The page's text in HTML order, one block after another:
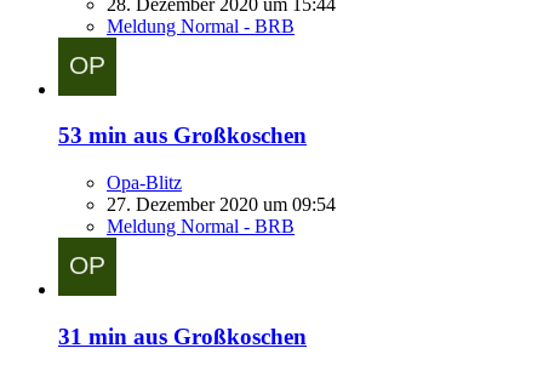
Meldung Normal - BRB
53 min aus Großkoschen
Opa-Blitz
27. Dezember 2020 um 09:54
Meldung Normal - BRB
31 min aus Großkoschen